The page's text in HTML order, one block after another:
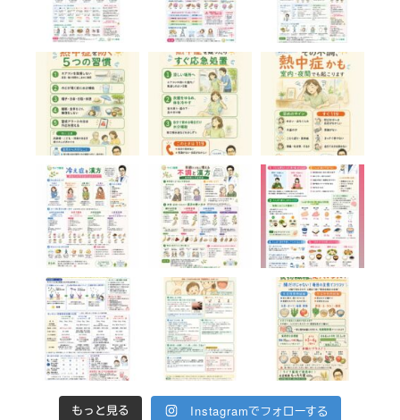
もっと見る Instagramでフォローする